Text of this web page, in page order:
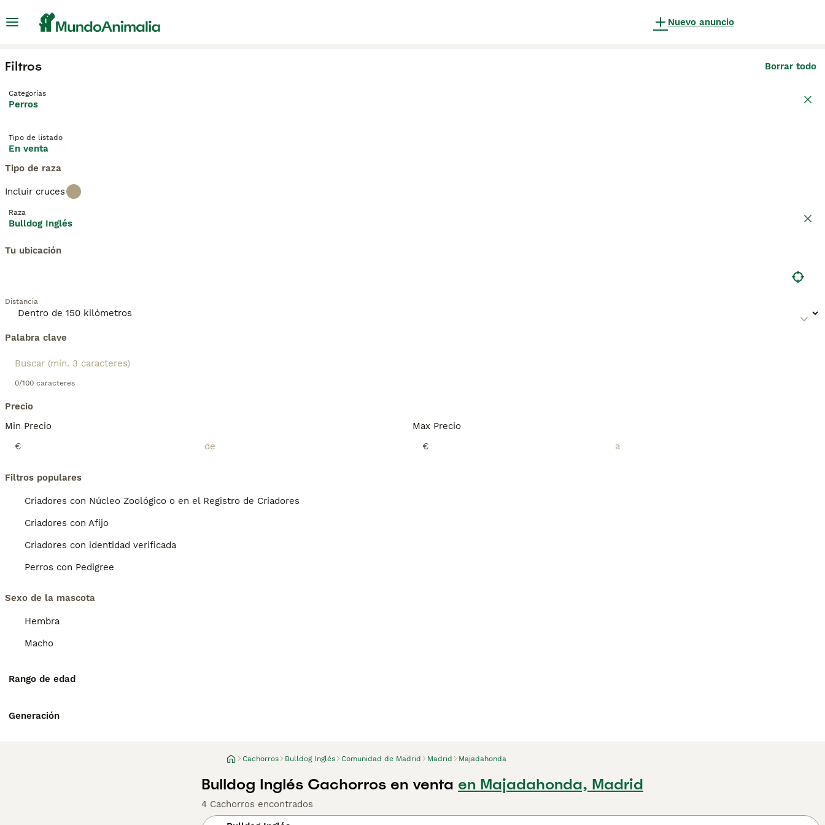
Nuevo anuncio
Filtros Borrar todo
Categorías
Perros
Tipo de listado
En venta
Tipo de raza
Incluir cruces
Raza
Bulldog Inglés
Tu ubicación
Distancia
Palabra clave
0/100 caracteres
Precio
Min Precio
€
Max Precio
€
Filtros populares
Criadores con Núcleo Zoológico o en el Registro de Criadores
Criadores con Afijo
Criadores con identidad verificada
Perros con Pedigree
Sexo de la mascota
Hembra
Macho
Rango de edad
Generación
Cachorros Bulldog Inglés Comunidad de Madrid Madrid Majadahonda
Bulldog Inglés Cachorros en venta en Majadahonda, Madrid
4 Cachorros encontrados